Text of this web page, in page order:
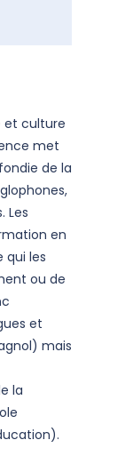
et culture
met
de la
Les
en
qui les
ou de
et
mais
la